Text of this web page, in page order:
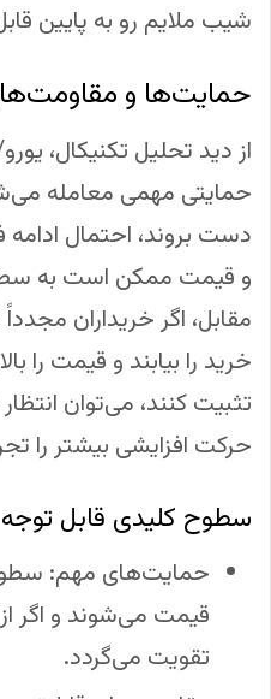
شیب ملایم رو به پایین
حمایت‌ها و
از دید تحلیل تکنیکال،
حمایتی مهمی معامله
دست بروند، احتمال ادامه
و قیمت ممکن است به
مقابل، اگر خریداران
خرید را بیابند و قیمت را
تثبیت کنند، می‌توان
حرکت افزایشی بیشتر را
سطوح کلیدی قابل توجه
حمایت‌های مهم:
قیمت می‌شوند و اگر از
تقویت می‌گردد.